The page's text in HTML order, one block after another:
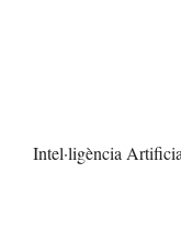
Intel·ligència